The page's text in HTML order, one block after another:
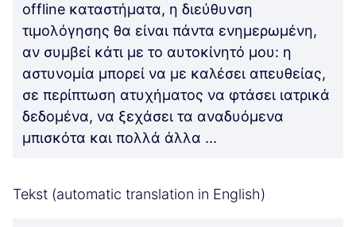
offline καταστήματα, η διεύθυνση
τιμολόγησης θα είναι πάντα ενημερωμένη,
αν συμβεί κάτι με το αυτοκίνητό μου: η
αστυνομία μπορεί να με καλέσει απευθείας,
σε περίπτωση ατυχήματος να φτάσει ιατρικά
δεδομένα, να ξεχάσει τα αναδυόμενα
μπισκότα και πολλά άλλα ...
Tekst (automatic translation in English)